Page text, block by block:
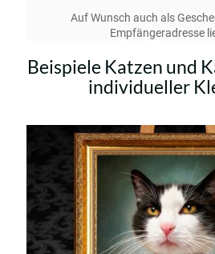
Auf Wunsch auch als
Empfängeradresse
Beispiele Katzen und
individueller